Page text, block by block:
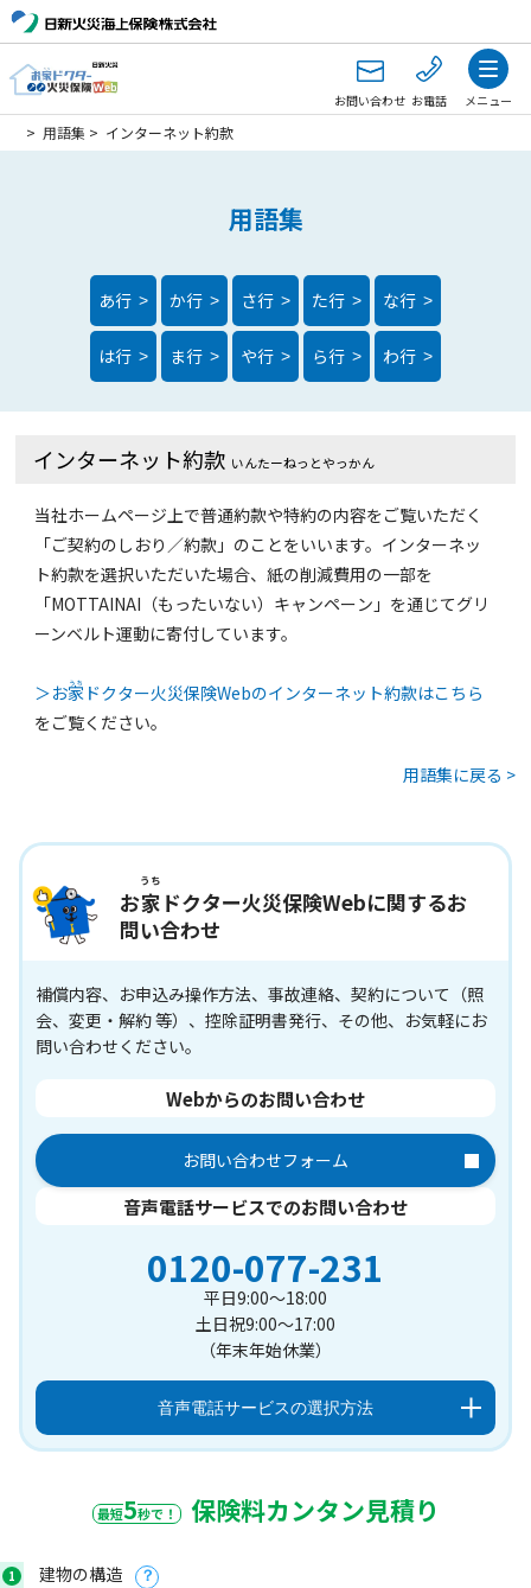
お問い合わせ お電話 メニュー
> 用語集 > インターネット約款
用語集
あ行 > か行 > さ行 > た行 > な行 >
は行 > ま行 > や行 > ら行 > わ行 >
インターネット約款 いんたーねっとやっかん
当社ホームページ上で普通約款や特約の内容をご覧いただく
「ご契約のしおり／約款」のことをいいます。インターネッ
ト約款を選択いただいた場合、紙の削減費用の一部を
「MOTTAINAI（もったいない）キャンペーン」を通じてグリ
ーンベルト運動に寄付しています。
＞お家ドクター火災保険Webのインターネット約款はこちら
をご覧ください。
用語集に戻る >
お家
うち
ドクター火災保険Webに関するお
問い合わせ
補償内容、お申込み操作方法、事故連絡、契約について（照
会、変更・解約 等）、控除証明書発行、その他、お気軽にお
問い合わせください。
Webからのお問い合わせ
お問い合わせフォーム
音声電話サービスでのお問い合わせ
0120-077-231
平日9:00～18:00
土日祝9:00～17:00
（年末年始休業）
音声電話サービスの選択方法
最短5秒で！ 保険料カンタン見積り
1 建物の構造 ？